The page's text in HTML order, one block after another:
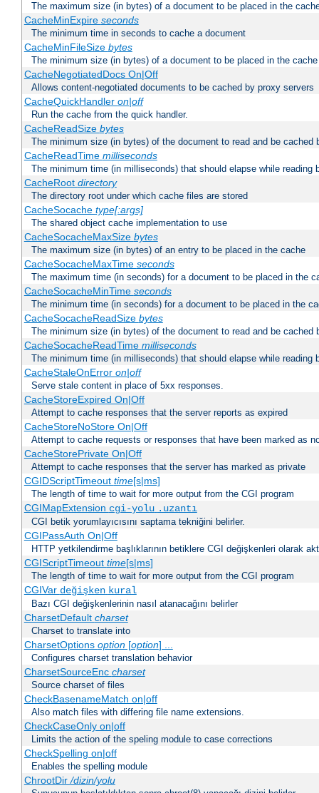
The maximum size (in bytes) of a document to be placed in the
CacheMinExpire seconds
The minimum time in seconds to cache a document
CacheMinFileSize bytes
The minimum size (in bytes) of a document to be placed in the cache
CacheNegotiatedDocs On|Off
Allows content-negotiated documents to be cached by proxy servers
CacheQuickHandler on|off
Run the cache from the quick handler.
CacheReadSize bytes
The minimum size (in bytes) of the document to read and be cached
CacheReadTime milliseconds
The minimum time (in milliseconds) that should elapse while reading
CacheRoot directory
The directory root under which cache files are stored
CacheSocache type[:args]
The shared object cache implementation to use
CacheSocacheMaxSize bytes
The maximum size (in bytes) of an entry to be placed in the cache
CacheSocacheMaxTime seconds
The maximum time (in seconds) for a document to be placed in the
CacheSocacheMinTime seconds
The minimum time (in seconds) for a document to be placed in the
CacheSocacheReadSize bytes
The minimum size (in bytes) of the document to read and be cached
CacheSocacheReadTime milliseconds
The minimum time (in milliseconds) that should elapse while reading
CacheStaleOnError on|off
Serve stale content in place of 5xx responses.
CacheStoreExpired On|Off
Attempt to cache responses that the server reports as expired
CacheStoreNoStore On|Off
Attempt to cache requests or responses that have been marked as
CacheStorePrivate On|Off
Attempt to cache responses that the server has marked as private
CGIDScriptTimeout time[s|ms]
The length of time to wait for more output from the CGI program
CGIMapExtension cgi-yolu .uzantı
CGI betik yorumlayıcısını saptama tekniğini belirler.
CGIPassAuth On|Off
HTTP yetkilendirme başlıklarının betiklere CGI değişkenleri olarak
CGIScriptTimeout time[s|ms]
The length of time to wait for more output from the CGI program
CGIVar değişken kural
Bazı CGI değişkenlerinin nasıl atanacağını belirler
CharsetDefault charset
Charset to translate into
CharsetOptions option[option] ...
Configures charset translation behavior
CharsetSourceEnc charset
Source charset of files
CheckBasenameMatch on|off
Also match files with differing file name extensions.
CheckCaseOnly on|off
Limits the action of the speling module to case corrections
CheckSpelling on|off
Enables the spelling module
ChrootDir/dizin/yolu